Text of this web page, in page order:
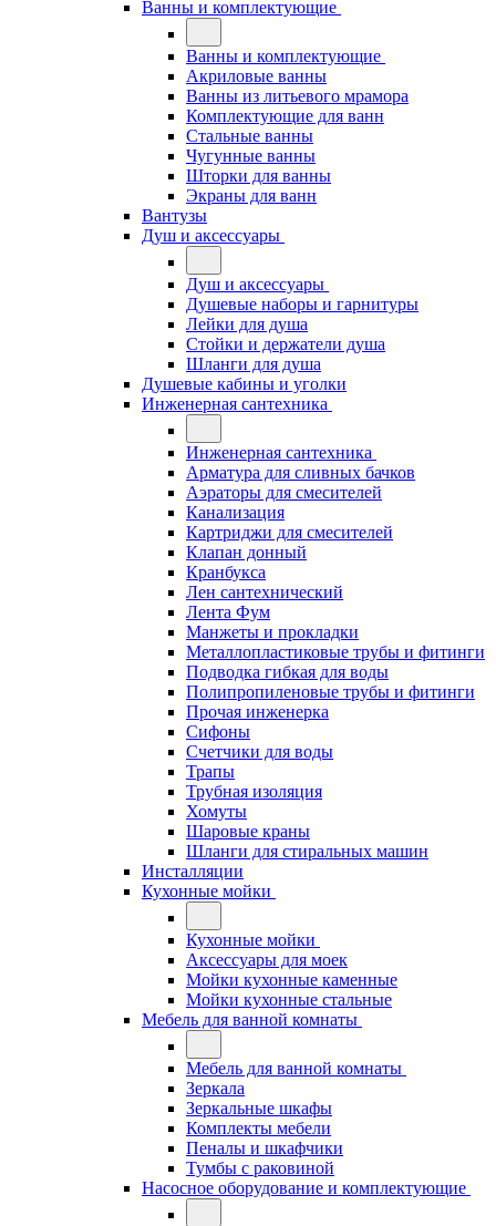
Ванны и комплектующие
Ванны и комплектующие
Акриловые ванны
Ванны из литьевого мрамора
Комплектующие для ванн
Стальные ванны
Чугунные ванны
Шторки для ванны
Экраны для ванн
Вантузы
Душ и аксессуары
Душ и аксессуары
Душевые наборы и гарнитуры
Лейки для душа
Стойки и держатели душа
Шланги для душа
Душевые кабины и уголки
Инженерная сантехника
Инженерная сантехника
Арматура для сливных бачков
Аэраторы для смесителей
Канализация
Картриджи для смесителей
Клапан донный
Кранбукса
Лен сантехнический
Лента Фум
Манжеты и прокладки
Металлопластиковые трубы и фитинги
Подводка гибкая для воды
Полипропиленовые трубы и фитинги
Прочая инженерка
Сифоны
Счетчики для воды
Трапы
Трубная изоляция
Хомуты
Шаровые краны
Шланги для стиральных машин
Инсталляции
Кухонные мойки
Кухонные мойки
Аксессуары для моек
Мойки кухонные каменные
Мойки кухонные стальные
Мебель для ванной комнаты
Мебель для ванной комнаты
Зеркала
Зеркальные шкафы
Комплекты мебели
Пеналы и шкафчики
Тумбы с раковиной
Насосное оборудование и комплектующие